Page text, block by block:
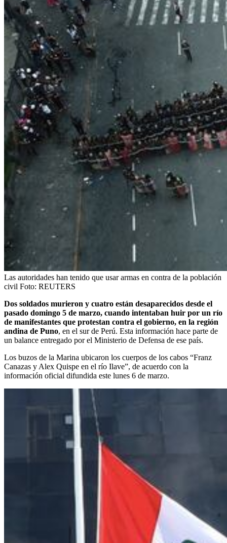
Las autoridades han tenido que usar armas en contra de la población
civil Foto: REUTERS
Dos soldados murieron y cuatro están desaparecidos desde el
pasado domingo 5 de marzo, cuando intentaban huir por un río
de manifestantes que protestan contra el gobierno, en la región
andina de Puno, en el sur de Perú. Esta información hace parte de
un balance entregado por el Ministerio de Defensa de ese país.
Los buzos de la Marina ubicaron los cuerpos de los cabos “Franz
Canazas y Alex Quispe en el río Ilave”, de acuerdo con la
información oficial difundida este lunes 6 de marzo.